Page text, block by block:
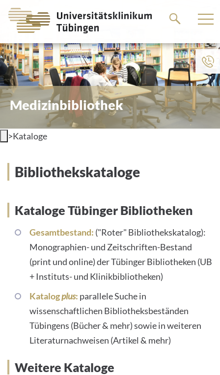
zum
Medizinbibliothek
>Kataloge
Bibliothekskataloge
Kataloge Tübinger Bibliotheken
Gesamtbestand: ("Roter" Bibliothekskatalog):
Monographien- und Zeitschriften-Bestand
(print und online) der Tübinger Bibliotheken (UB
+ Instituts- und Klinikbibliotheken)
Katalogplus: parallele Suche in
wissenschaftlichen Bibliotheksbeständen
Tübingens (Bücher & mehr) sowie in weiteren
Literaturnachweisen (Artikel & mehr)
Weitere Kataloge
zum